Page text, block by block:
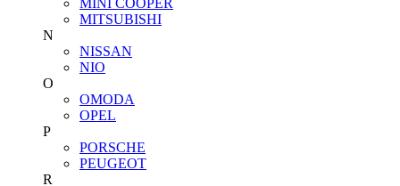
MITSUBISHI
N
NISSAN
NIO
O
OMODA
OPEL
P
PORSCHE
PEUGEOT
R